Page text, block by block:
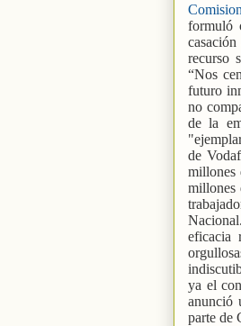
formuló
recurso
“Nos
futuro
no
de la
de
millones
millones
eficacia
ya el
anunció
parte de